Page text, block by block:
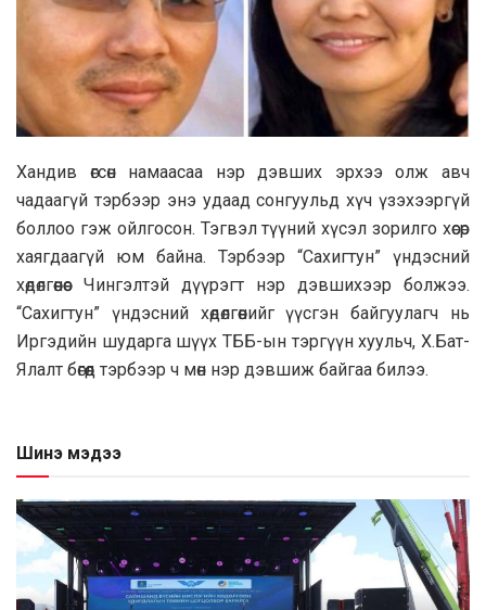
Хандив өгсөн намаасаа нэр дэвших эрхээ олж авч
чадаагүй тэрбээр энэ удаад сонгуульд хүч үзэхээргүй
боллоо гэж ойлгосон. Тэгвэл түүний хүсэл зорилго хөсөр
хаягдаагүй юм байна. Тэрбээр “Сахигтун” үндэсний
хөдөлгөөнөөс Чингэлтэй дүүрэгт нэр дэвшихээр болжээ.
“Сахигтун” үндэсний хөдөлгөөнийг үүсгэн байгуулагч нь
Иргэдийн шударга шүүх ТББ-ын тэргүүн хуульч, Х.Бат-
Ялалт бөгөөд тэрбээр ч мөн нэр дэвшиж байгаа билээ.
Шинэ мэдээ